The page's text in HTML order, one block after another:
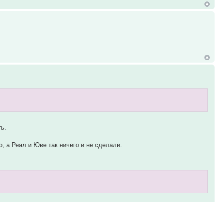
а Реал и Юве так ничего и не сделали.